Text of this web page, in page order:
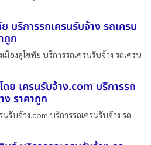
บริการรถเครนรับจ้าง รถเครน
ถูก
มืองสุโขทัย บริการรถเครนรับจ้าง รถเครน
ดย เครนรับจ้าง.com บริการรถ
ง ราคาถูก
นรับจ้าง.com บริการรถเครนรับจ้าง รถ